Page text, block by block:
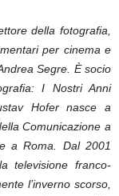
della fotografia,
per cinema e
Segre. È socio
I Nostri Anni
Hofer nasce a
Comunicazione a
a Roma. Dal 2001
televisione franco-
l’inverno scorso,